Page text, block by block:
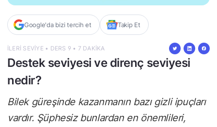
Google'da bizi tercih et Takip Et
Destek seviyesi ve direnç seviyesi
nedir?
Bilek güreşinde kazanmanın bazı gizli ipuçları
vardır. Şüphesiz bunlardan en önemlileri,
İLERI SEVIYE • DERS 9 • 7 DAKIKA